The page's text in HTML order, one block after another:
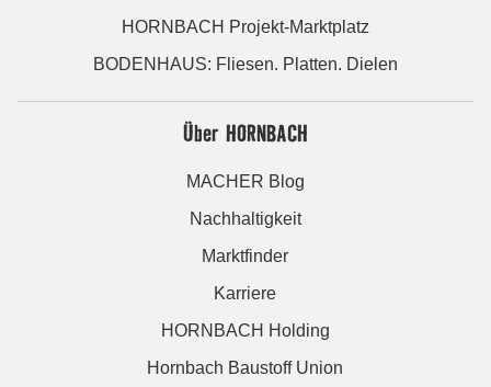
HORNBACH Projekt-Marktplatz
BODENHAUS: Fliesen. Platten. Dielen
Über HORNBACH
MACHER Blog
Nachhaltigkeit
Marktfinder
Karriere
HORNBACH Holding
Hornbach Baustoff Union